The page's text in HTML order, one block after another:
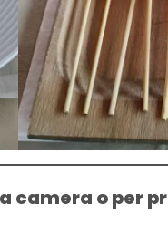
camera o per